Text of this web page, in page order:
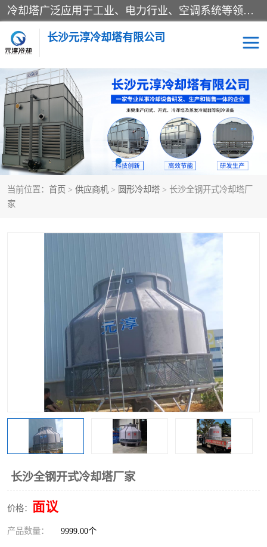
冷却塔广泛应用于工业、电力行业、空调系统等领域。在电力行业中，用于冷却发电机组的循环水；在工业生产中，如化工、冶金等行业，可降低生产过程中产生的热量；在空调系统中，为空调设备提供冷却水源
长沙元淳冷却塔有限公司
当前位置： 首页 > 供应商机 > 圆形冷却塔 > 长沙全钢开式冷却塔厂
家
长沙全钢开式冷却塔厂家
价格： 面议
产品数量： 9999.00个
方形开式冷却塔 圆形冷却塔
闭式冷却塔 水箱
电控箱 水泵
板式换热器